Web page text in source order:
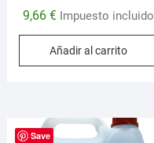
9,66 € Impuesto incluido
Añadir al carrito
Save